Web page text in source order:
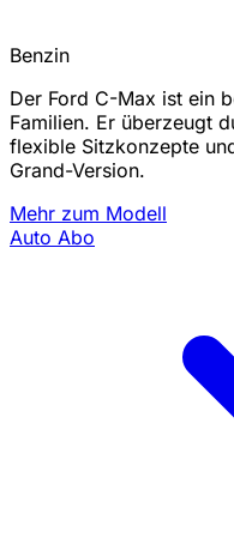
Benzin
Der Ford C-Max ist ein
Familien. Er überzeugt
flexible Sitzkonzepte
Grand-Version.
Mehr zum Modell
Auto Abo